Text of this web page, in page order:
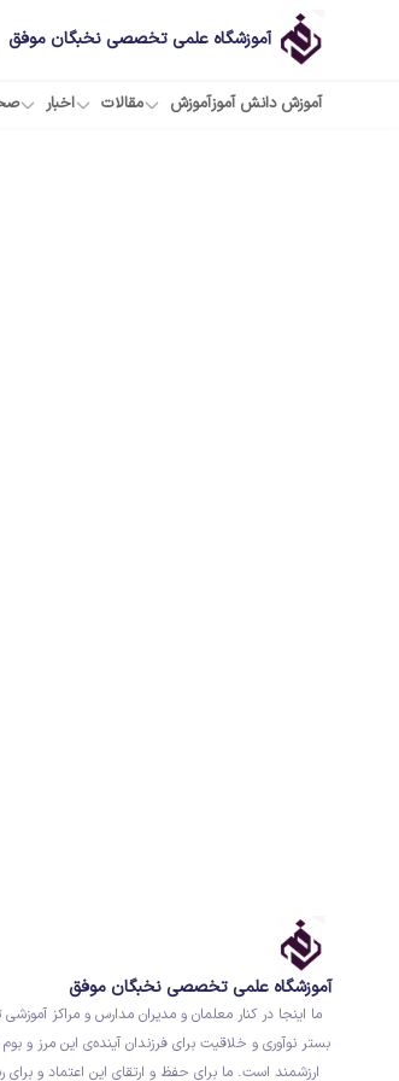
آموزشگاه علمی تخصصی نخبگان موفق
آموزش دانش آموزآموزش مقالات اخبار
آموزشگاه علمی تخصصی نخبگان موفق
ما اینجا در کنار معلمان و مدیران مدارس و مراکز
بستر نوآوری و خلاقیت برای فرزندان آینده‌ی این مرز و
ارزشمند است. ما برای حفظ و ارتقای این اعتماد و